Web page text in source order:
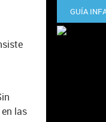
las
GUÍA